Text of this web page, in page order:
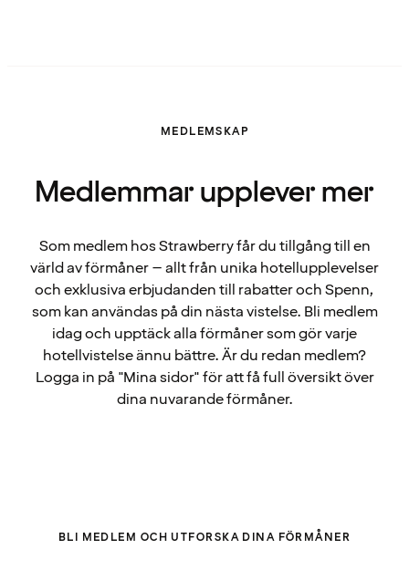
MEDLEMSKAP
Medlemmar upplever mer
Som medlem hos Strawberry får du tillgång till en
värld av förmåner – allt från unika hotellupplevelser
och exklusiva erbjudanden till rabatter och Spenn,
som kan användas på din nästa vistelse. Bli medlem
idag och upptäck alla förmåner som gör varje
hotellvistelse ännu bättre. Är du redan medlem?
Logga in på "Mina sidor" för att få full översikt över
dina nuvarande förmåner.
BLI MEDLEM OCH UTFORSKA DINA FÖRMÅNER